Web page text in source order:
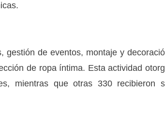
gestión de eventos, montaje y
de ropa íntima. Esta actividad
mientras que otras 330 recibieron